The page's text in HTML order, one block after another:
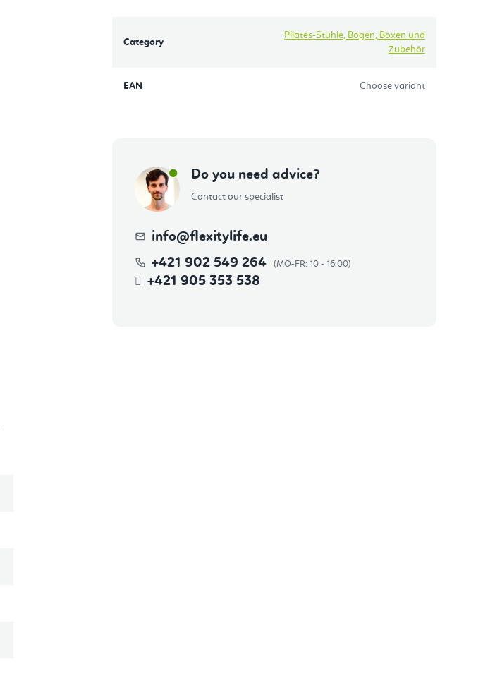
Category
Pilates-Stühle, Bögen, Boxen und
Zubehör
EAN Choose variant
Do you need advice?
Contact our specialist
info@flexitylife.eu
+421 902 549 264
+421 905 353 538